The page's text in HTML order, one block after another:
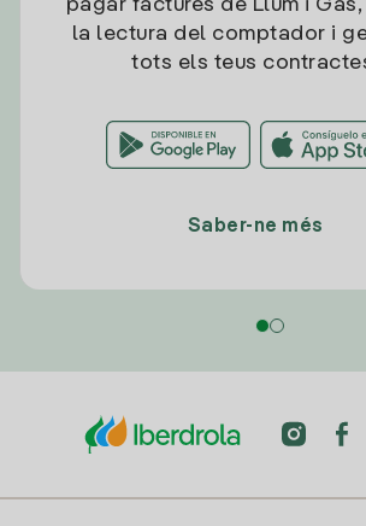
pagar factures de Llum i
la lectura del comptador i
tots els teus
Saber-ne més